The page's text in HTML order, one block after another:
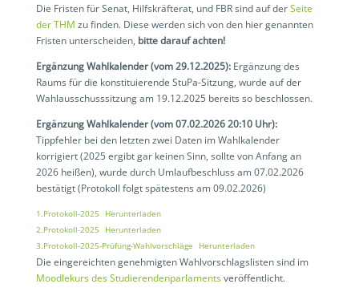
Die Fristen für Senat, Hilfskräfterat, und FBR sind auf derSeite
der THM zu finden. Diese werden sich von den hier genannten
Fristen unterscheiden, bitte darauf achten!
Ergänzung Wahlkalender (vom 29.12.2025):Ergänzung des
Raums für die konstituierende StuPa-Sitzung, wurde auf der
Wahlausschusssitzung am 19.12.2025 bereits so beschlossen.
Ergänzung Wahlkalender (vom 07.02.2026 20:10 Uhr):
Tippfehler bei den letzten zwei Daten im Wahlkalender
korrigiert (2025 ergibt gar keinen Sinn, sollte von Anfang an
2026 heißen), wurde durch Umlaufbeschluss am 07.02.2026
bestätigt (Protokoll folgt spätestens am 09.02.2026)
1.Protokoll-2025
Herunterladen
2.Protokoll-2025
Herunterladen
3.Protokoll-2025-Prüfung-Wahlvorschläge
Herunterladen
Die eingereichten genehmigten Wahlvorschlagslisten sind im
Moodlekurs des Studierendenparlamentsveröffentlicht.